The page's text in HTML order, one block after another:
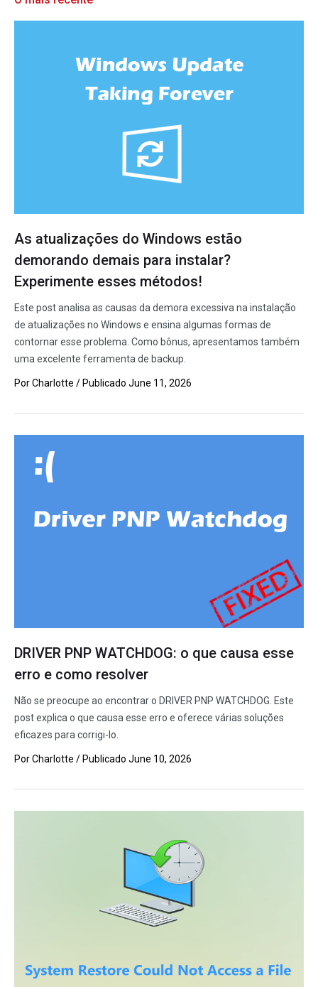
As atualizações do Windows estão
demorando demais para instalar?
Experimente esses métodos!
Este post analisa as causas da demora excessiva na instalação
de atualizações no Windows e ensina algumas formas de
contornar esse problema. Como bônus, apresentamos também
uma excelente ferramenta de backup.
PorCharlotte / Publicado June 11, 2026
DRIVER PNP WATCHDOG: o que causa esse
erro e como resolver
Não se preocupe ao encontrar o DRIVER PNP WATCHDOG. Este
post explica o que causa esse erro e oferece várias soluções
eficazes para corrigi-lo.
PorCharlotte / Publicado June 10, 2026